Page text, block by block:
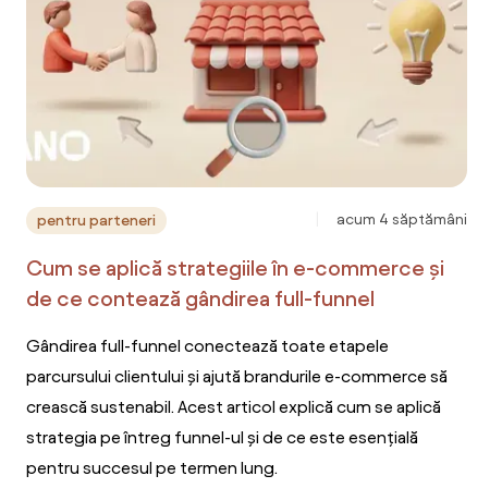
acum 4 săptămâni
pentru parteneri
Cum se aplică strategiile în e-commerce și
de ce contează gândirea full-funnel
Gândirea full-funnel conectează toate etapele
parcursului clientului și ajută brandurile e-commerce să
crească sustenabil. Acest articol explică cum se aplică
strategia pe întreg funnel-ul și de ce este esențială
pentru succesul pe termen lung.